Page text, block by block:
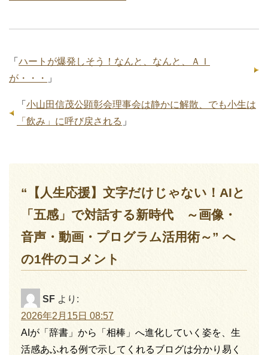
「 ハートが爆発しそう！なんと、なんと、ＡＩ
が・・・
」
「 小山田信茂公顕彰会理事会は静かに解散、でも小生は
「飲み」に呼び戻される 」
“【人生応援】文字だけじゃない！AIと
「五感」で対話する新時代 ～画像・
音声・動画・プログラム活用術～” へ
の1件のコメント
SF より:
2026年2月15日 08:57
AIが「辞書」から「相棒」へ進化していく姿を、生
活感あふれる例で示してくれるブログは分かり易く